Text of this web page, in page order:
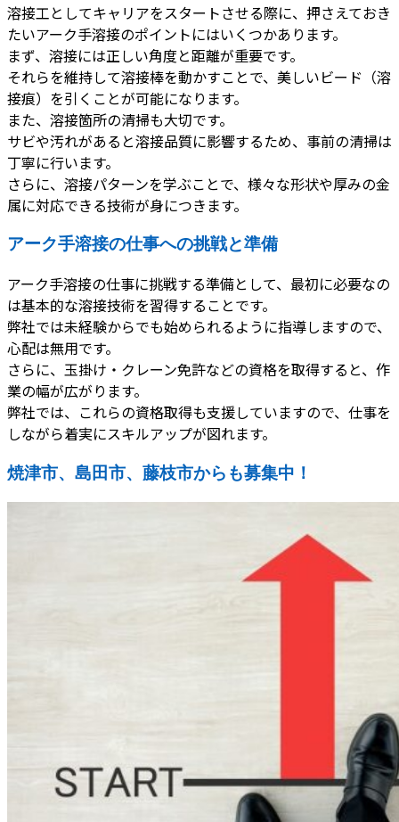
溶接工としてキャリアをスタートさせる際に、押さえておき
たいアーク手溶接のポイントにはいくつかあります。
まず、溶接には正しい角度と距離が重要です。
それらを維持して溶接棒を動かすことで、美しいビード（溶
接痕）を引くことが可能になります。
また、溶接箇所の清掃も大切です。
サビや汚れがあると溶接品質に影響するため、事前の清掃は
丁寧に行います。
さらに、溶接パターンを学ぶことで、様々な形状や厚みの金
属に対応できる技術が身につきます。
アーク手溶接の仕事への挑戦と準備
アーク手溶接の仕事に挑戦する準備として、最初に必要なの
は基本的な溶接技術を習得することです。
弊社では未経験からでも始められるように指導しますので、
心配は無用です。
さらに、玉掛け・クレーン免許などの資格を取得すると、作
業の幅が広がります。
弊社では、これらの資格取得も支援していますので、仕事を
しながら着実にスキルアップが図れます。
焼津市、島田市、藤枝市からも募集中！